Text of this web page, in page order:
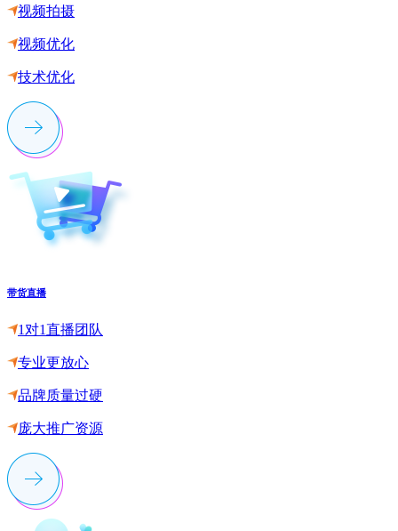
视频拍摄
视频优化
技术优化
带货直播
1对1直播团队
专业更放心
品牌质量过硬
庞大推广资源